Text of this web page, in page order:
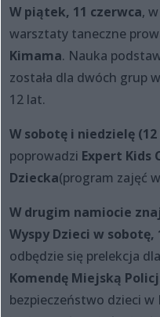
W piątek, 11 czerwca,
warsztaty taneczne
Kimama. Nauka
została dla dwóch grup
12 lat.
W sobotę i niedzielę
poprowadzi Expert Kids
Dziecka(program zajęć
W drugim namiocie
Wyspy Dzieci w sobotę,
odbędzie się prelekcja
Komendę Miejską
bezpieczeństwo dzieci